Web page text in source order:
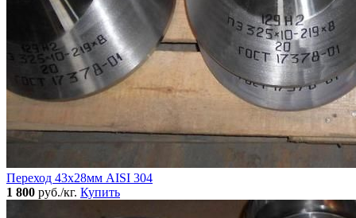
Переход 43х28мм AISI 304
1 800 руб./кг. Купить